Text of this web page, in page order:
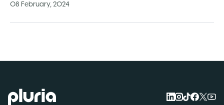
08 February, 2024
Logo Pluria